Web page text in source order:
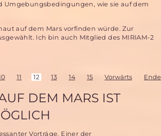
Umgebungsbedingungen, wie sie auf dem
auf dem Mars vorfinden würde. Zur
Ich bin auch Mitglied des MIRIAM-2
11 12 13 14 15 Vorwärts Ende
DEM MARS IST
Vorträge. Einer der